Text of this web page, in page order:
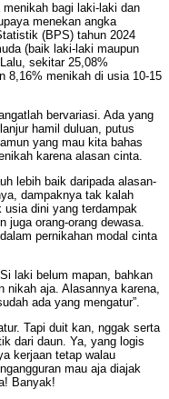
bagi laki-laki dan
menekan angka
(BPS) tahun 2024
(baik laki-laki maupun
sekitar 25,08%
8,16% menikah di usia 10-15
bervariasi. Ada yang
hamil duluan, putus
yang mau kita bahas
karena alasan cinta.
lebih baik daripada alasan-
dampaknya tak kalah
dini yang terdampak
juga orang-orang dewasa.
pernikahan modal cinta
laki belum mapan, bahkan
nikah aja. Alasannya karena,
ada yang mengatur”.
Tapi duit kan, nggak serta
dari daun. Ya, yang logis
kerjaan tetap walau
mau aja diajak
Banyak!